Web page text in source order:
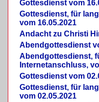
Gottesdienst vom
Gottesdienst, für
vom 16.05.2021
Andacht zu Christi
Abendgottesdienst
Abendgottesdienst,
Internetanschluss,
Gottesdienst vom
Gottesdienst, für
vom 02.05.2021